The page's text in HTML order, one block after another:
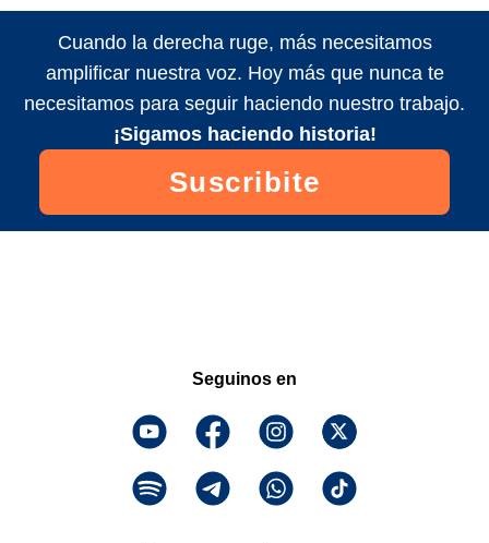
Cuando la derecha ruge, más necesitamos
amplificar nuestra voz. Hoy más que nunca te
necesitamos para seguir haciendo nuestro trabajo.
¡Sigamos haciendo historia!
Suscribite
Seguinos en